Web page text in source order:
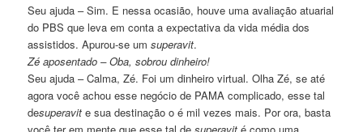
Seu ajuda – Sim. E nessa ocasião, houve uma avaliação atuarial
do PBS que leva em conta a expectativa da vida média dos
assistidos. Apurou-se umsuperavit.
Zé aposentado – Oba, sobrou dinheiro!
Seu ajuda – Calma, Zé. Foi um dinheiro virtual. Olha Zé, se até
agora você achou esse negócio de PAMA complicado, esse tal
desuperavit e sua destinação o é mil vezes mais. Por ora, basta
você ter em mente que esse tal desuperavit é como uma